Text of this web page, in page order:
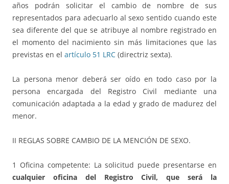
años podrán solicitar el cambio de nombre de sus
representados para adecuarlo al sexo sentido cuando este
sea diferente del que se atribuye al nombre registrado en
el momento del nacimiento sin más limitaciones que las
previstas en el artículo 51 LRC (directriz sexta).
La persona menor deberá ser oído en todo caso por la
persona encargada del Registro Civil mediante una
comunicación adaptada a la edad y grado de madurez del
menor.
II REGLAS SOBRE CAMBIO DE LA MENCIÓN DE SEXO.
1 Oficina competente: La solicitud puede presentarse en
cualquier oficina del Registro Civil, que será la